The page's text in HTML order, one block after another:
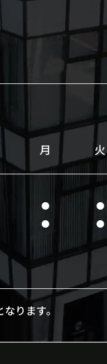
月 火
● ●
● ●
ります。